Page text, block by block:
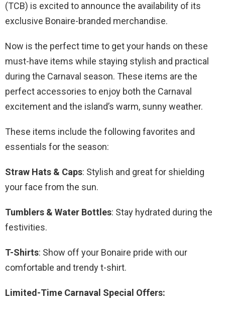
(TCB) is excited to announce the availability of its
exclusive Bonaire-branded merchandise.
Now is the perfect time to get your hands on these
must-have items while staying stylish and practical
during the Carnaval season. These items are the
perfect accessories to enjoy both the Carnaval
excitement and the island’s warm, sunny weather.
These items include the following favorites and
essentials for the season:
Straw Hats & Caps: Stylish and great for shielding
your face from the sun.
Tumblers & Water Bottles: Stay hydrated during the
festivities.
T-Shirts: Show off your Bonaire pride with our
comfortable and trendy t-shirt.
Limited-Time Carnaval Special Offers: